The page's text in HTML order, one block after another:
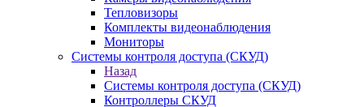
Тепловизоры
Комплекты видеонаблюдения
Мониторы
Системы контроля доступа (СКУД)
Назад
Системы контроля доступа (СКУД)
Контроллеры СКУД